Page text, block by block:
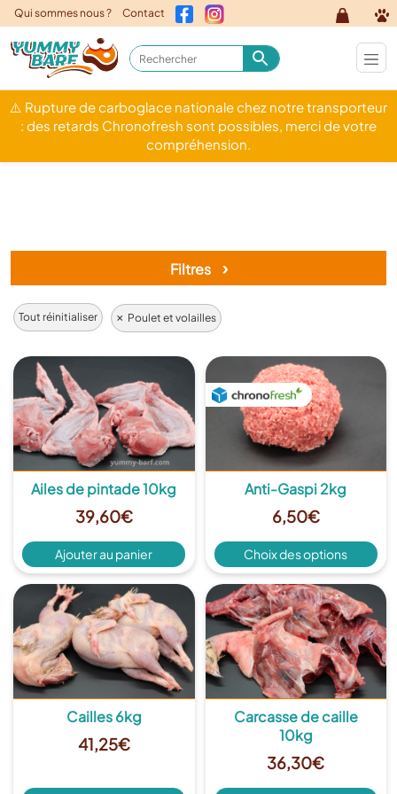
Qui sommes nous ? Contact
Filtres ›
Tout réinitialiser Poulet et volailles
×
Plus de détails
Ailes de pintade 10kg
39,60€
Ajouter au panier
Plus de détails
Anti-Gaspi 2kg
6,50€
Choix des options
a
Les
Cailles 6kg
41,25€
Carcasse de caille
10kg
36,30€
⚠️ Rupture de carboglace nationale chez notre transporteur
: des retards Chronofresh sont possibles, merci de votre
compréhension.